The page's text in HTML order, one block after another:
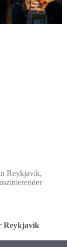
Reykjavik,
Reykjavik